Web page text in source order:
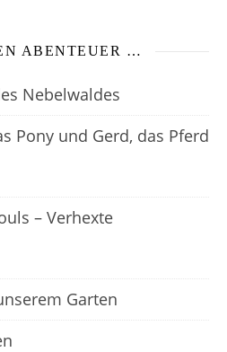
ABENTEUER …
Nebelwaldes
Pony und Gerd, das Pferd
– Verhexte
Garten